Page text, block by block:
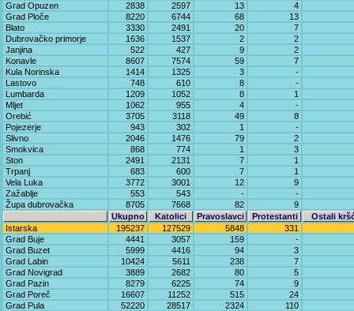
Grad Opuzen
2838 2597 13
4
Grad Ploče
8220 6744 68
13
Blato
3330 2491 20
7
Dubrovačko primorje
1636 1537 2
2
Janjina
522 427 9
2
Konavle
8607 7574 59
7
Kula Norinska
1414 1325 3
-
Lastovo
748 610 8
-
Lumbarda
1209 1052 8
1
Mljet
1062 955 4
-
Orebić
3705 3118 49
8
Pojezerje
943 302 1
-
Slivno
2046 1476 79
2
Smokvica
868 774 1
3
Ston
2491 2131 7
1
Trpanj
683 600 7
1
Vela Luka
3772 3001 12
9
Zažablje
553 543 -
-
Župa dubrovačka
8705 7668 82
9
Ukupno
Katolici Pravoslavci Protestanti
Ostali
Istarska
195237 127529 5848
331
Grad Buje
4441 3057 159
-
Grad Buzet
5999 4416 94
3
Grad Labin
10424 5611 238
7
Grad Novigrad
3889 2682 80
5
Grad Pazin
8279 6225 74
9
Grad Poreč
16607 11252 515
24
Grad Pula
52220 28517 2324
110